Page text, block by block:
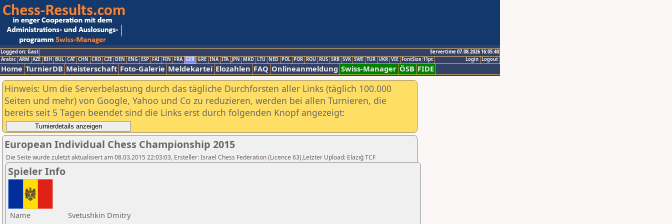
Logged on: Gast
Servertime 07.08.2026 16:05:40
Logout
Login
Arabic ARM AZE BIH BUL CAT CHN CRO CZE DEN ENG ESP FAI FIN FRA GER GRE INA ITA JPN MKD LTU NED POL POR ROU RUS SRB SVK SWE TUR UKR VIE FontSize:11pt
Home TurnierDB Meisterschaft Foto-Galerie Meldekartei Elozahlen FAQ Onlineanmeldung Swiss-Manager ÖSB FIDE
Hinweis: Um die Serverbelastung durch das tägliche Durchforsten aller Links (täglich 100.000
Seiten und mehr) von Google, Yahoo und Co zu reduzieren, werden bei allen Turnieren, die
bereits seit 5 Tagen beendet sind die Links erst durch folgenden Knopf angezeigt:
European Individual Chess Championship 2015
Die Seite wurde zuletzt aktualisiert am 08.03.2015 22:03:03, Ersteller: Israel Chess Federation (Licence 63),Letzter Upload: Elazığ TCF
Spieler Info
Name
Svetushkin Dmitry